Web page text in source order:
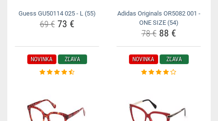
Guess GU50114 025 - L (55)
69 €73 €
Adidas Originals OR5082 001 -
ONE SIZE (54)
78 €88 €
NOVINKA ZĽAVA NOVINKA ZĽAVA